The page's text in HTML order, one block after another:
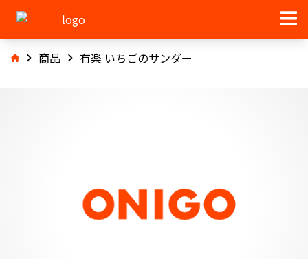
商品 有楽 いちごのサンダー